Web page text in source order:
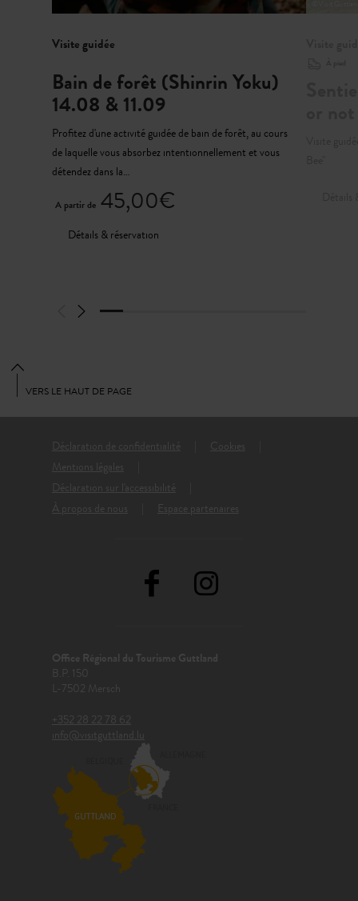
Visite guidée
Bain de forêt (Shinrin Yoku)
14.08 & 11.09
Profitez d'une activité guidée de bain de forêt, au cours
de laquelle vous absorbez intentionnellement et vous
détendez dans la…
Détails & réservation
A partir de 45,00€
Déclaration de confidentialité
Cookies
Mentions légales
Déclaration sur l'accessibilité
À propos de nous
Espace partenaires
Office Régional du Tourisme Guttland
B.P. 150
L-7502 Mersch
+352 28 22 78 62
info@visitguttland.lu
VERS LE HAUT DE PAGE